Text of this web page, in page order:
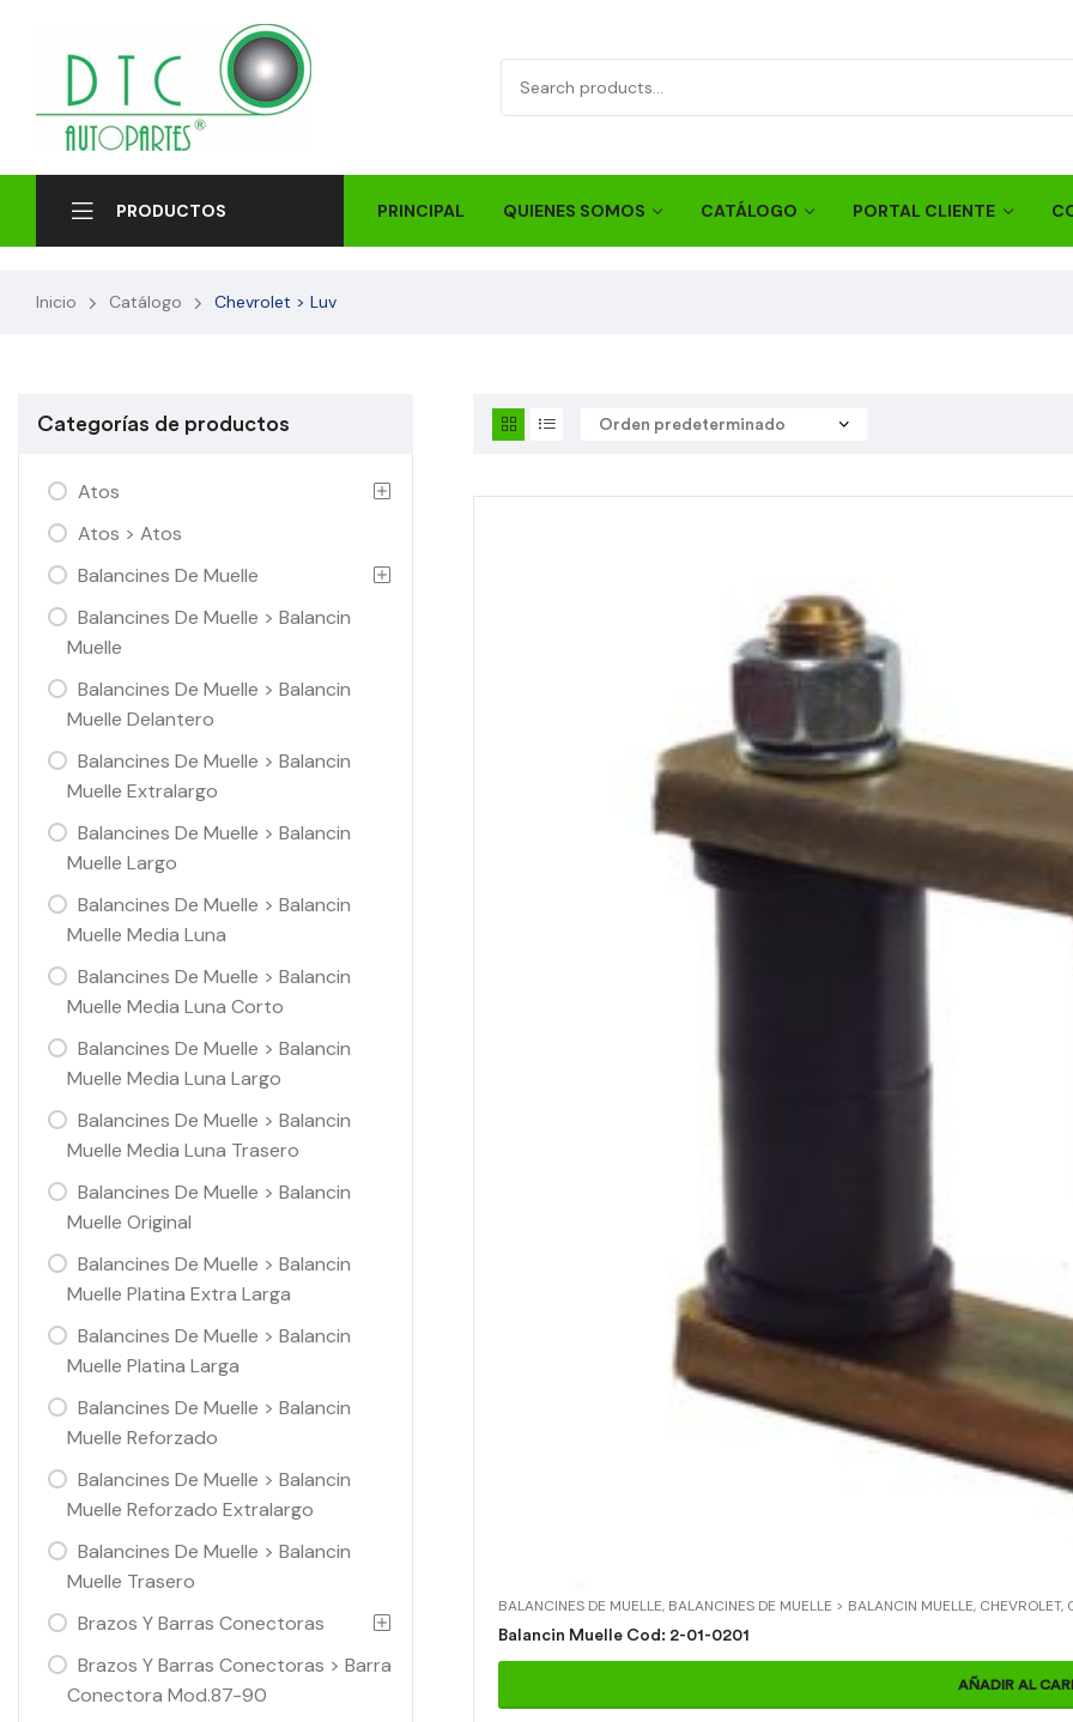
PRODUCTOS PRINCIPAL QUIENES SOMOS CATÁLOGO PORTAL CLIENTE
Inicio Catálogo Chevrolet > Luv
BALANCINES DE MUELLE, BALANCINES DE MUELLE > BALANCIN MUELLE, CHEVROLET,
Balancin Muelle Cod: 2-01-0201
AÑADIR AL
Categorías de productos
Atos
Atos > Atos
Balancines De Muelle
Balancines De Muelle > Balancin
Muelle
Balancines De Muelle > Balancin
Muelle Delantero
Balancines De Muelle > Balancin
Muelle Extralargo
Balancines De Muelle > Balancin
Muelle Largo
Balancines De Muelle > Balancin
Muelle Media Luna
Balancines De Muelle > Balancin
Muelle Media Luna Corto
Balancines De Muelle > Balancin
Muelle Media Luna Largo
Balancines De Muelle > Balancin
Muelle Media Luna Trasero
Balancines De Muelle > Balancin
Muelle Original
Balancines De Muelle > Balancin
Muelle Platina Extra Larga
Balancines De Muelle > Balancin
Muelle Platina Larga
Balancines De Muelle > Balancin
Muelle Reforzado
Balancines De Muelle > Balancin
Muelle Reforzado Extralargo
Balancines De Muelle > Balancin
Muelle Trasero
Brazos Y Barras Conectoras
Brazos Y Barras Conectoras > Barra
Conectora Mod.87-90